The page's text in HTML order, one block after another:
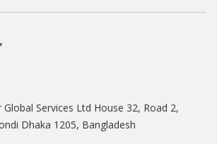
Global Services Ltd House 32, Road 2,
Dhaka 1205, Bangladesh